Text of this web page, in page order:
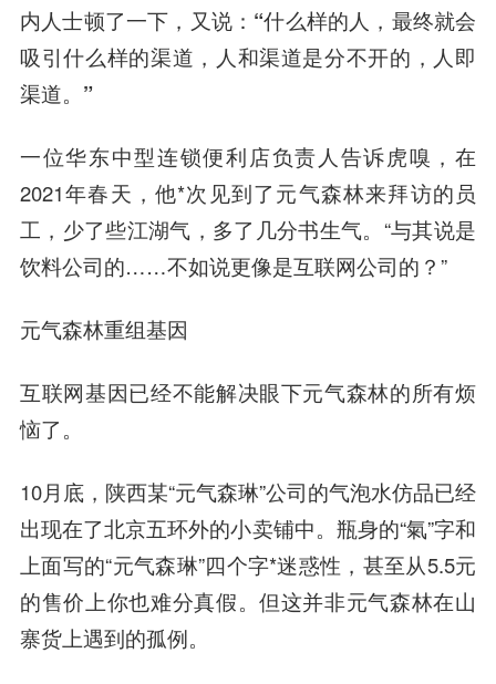
内人士顿了一下，又说： “什么样的人，最终就会
吸引什么样的渠道，人和渠道是分不开的，人即
渠道。”
一位华东中型连锁便利店负责人告诉虎嗅，在
2021年春天，他*次见到了元气森林来拜访的员
工，少了些江湖气，多了几分书生气。“与其说是
饮料公司的……不如说更像是互联网公司的？”
元气森林重组基因
互联网基因已经不能解决眼下元气森林的所有烦
恼了。
10月底，陕西某“元气森琳”公司的气泡水仿品已经
出现在了北京五环外的小卖铺中。瓶身的“氣”字和
上面写的“元气森琳”四个字*迷惑性，甚至从5.5元
的售价上你也难分真假。但这并非元气森林在山
寨货上遇到的孤例。